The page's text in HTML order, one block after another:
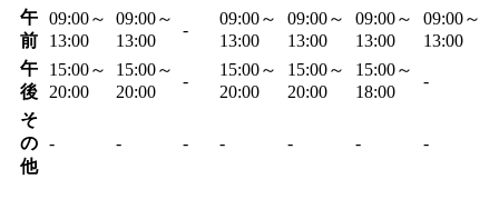
午
前
09:00～
13:00
09:00～
13:00
-
09:00～
13:00
09:00～
13:00
09:00～
13:00
09:00～
13:00
午
後
15:00～
20:00
15:00～
20:00
-
15:00～
20:00
15:00～
20:00
15:00～
18:00
-
そ
の
他
- - - - - - -